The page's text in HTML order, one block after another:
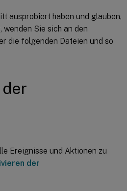
ausprobiert haben und glauben,
Sie sich an den
die folgenden Dateien und so
Ereignisse und Aktionen zu
der